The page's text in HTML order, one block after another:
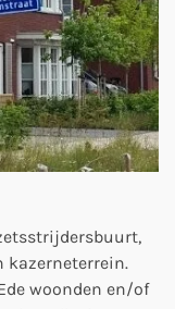
kazerneterrein.
woonden en/of